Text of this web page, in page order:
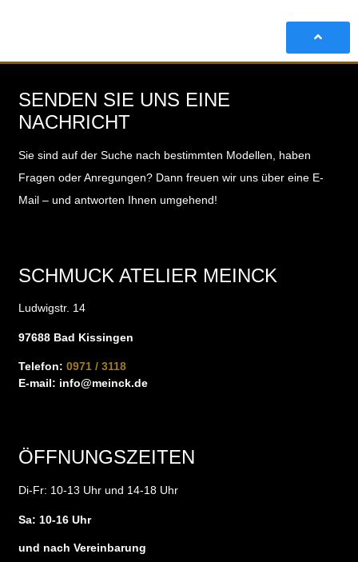
SENDEN SIE UNS EINE
NACHRICHT
Sie sind auf der Suche nach bestimmten Modellen, haben
Fragen oder Anregungen? Dann freuen wir uns über eine E-
Mail – und antworten Ihnen umgehend!
SCHMUCK ATELIER MEINCK
Ludwigstr. 14
97688 Bad Kissingen
Telefon: 0971 / 3118
E-mail: info@meinck.de
ÖFFNUNGSZEITEN
Di-Fr: 10-13 Uhr und 14-18 Uhr
Sa: 10-16 Uhr
und nach Vereinbarung